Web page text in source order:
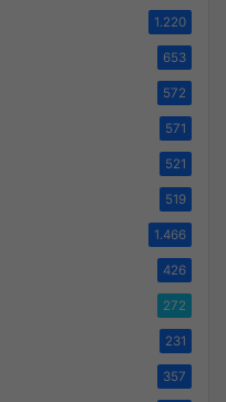
1.220
653
572
571
521
519
1.466
426
272
231
357